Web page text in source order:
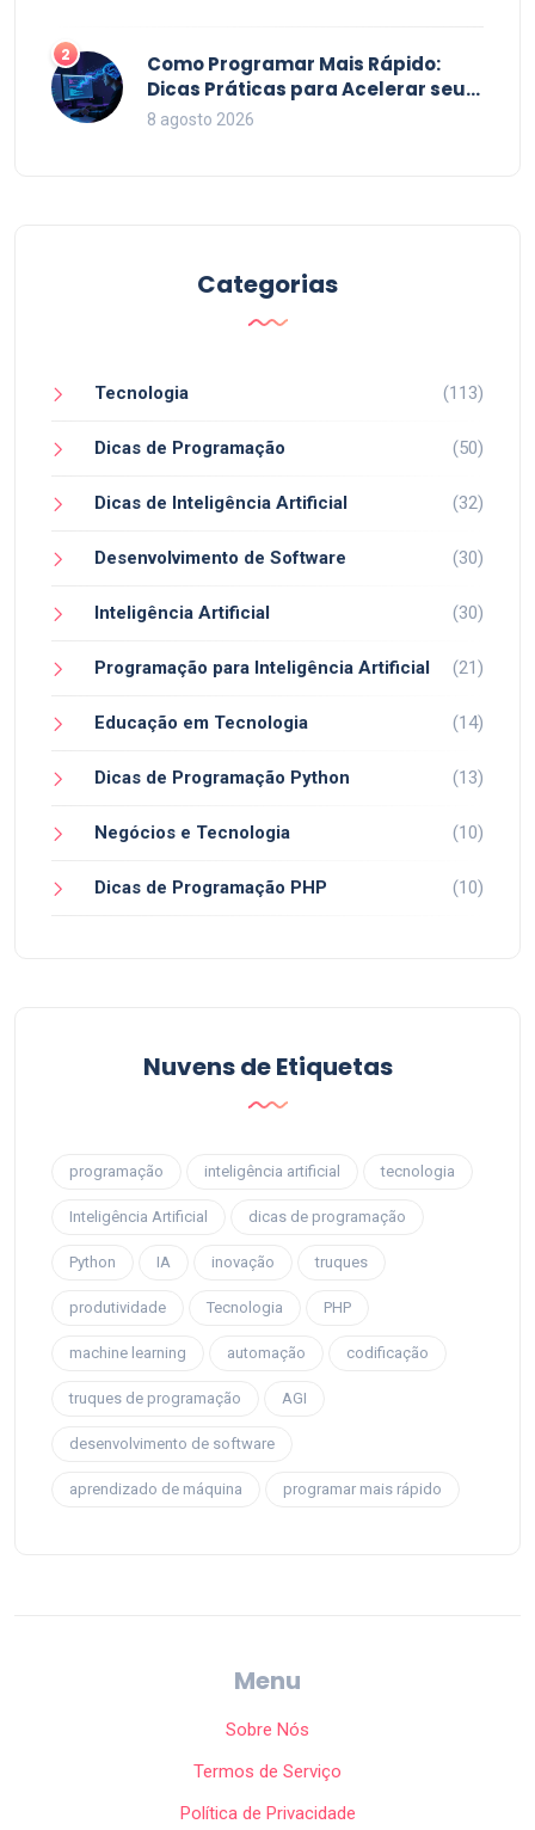
2
Como Programar Mais Rápido:
Dicas Práticas para Acelerar seu
Código em 2026
8 agosto 2026
Categorias
Tecnologia (113)
Dicas de Programação (50)
Dicas de Inteligência Artificial (32)
Desenvolvimento de Software (30)
Inteligência Artificial (30)
Programação para Inteligência Artificial (21)
Educação em Tecnologia (14)
Dicas de Programação Python (13)
Negócios e Tecnologia (10)
Dicas de Programação PHP (10)
Nuvens de Etiquetas
programação inteligência artificial tecnologia
Inteligência Artificial dicas de programação
Python IA inovação truques
produtividade Tecnologia PHP
machine learning automação codificação
truques de programação AGI
desenvolvimento de software
aprendizado de máquina programar mais rápido
Menu
Sobre Nós
Termos de Serviço
Política de Privacidade